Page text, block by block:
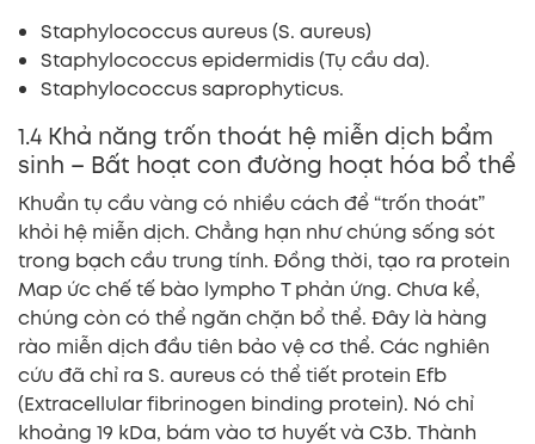
Staphylococcus aureus (S. aureus)
Staphylococcus epidermidis (Tụ cầu da).
Staphylococcus saprophyticus.
1.4 Khả năng trốn thoát hệ miễn dịch bẩm
sinh – Bất hoạt con đường hoạt hóa bổ thể
Khuẩn tụ cầu vàng có nhiều cách để “trốn thoát”
khỏi hệ miễn dịch. Chẳng hạn như chúng sống sót
trong bạch cầu trung tính. Đồng thời, tạo ra protein
Map ức chế tế bào lympho T phản ứng. Chưa kể,
chúng còn có thể ngăn chặn bổ thể. Đây là hàng
rào miễn dịch đầu tiên bảo vệ cơ thể. Các nghiên
cứu đã chỉ ra S. aureus có thể tiết protein Efb
(Extracellular fibrinogen binding protein). Nó chỉ
khoảng 19 kDa, bám vào tơ huyết và C3b. Thành